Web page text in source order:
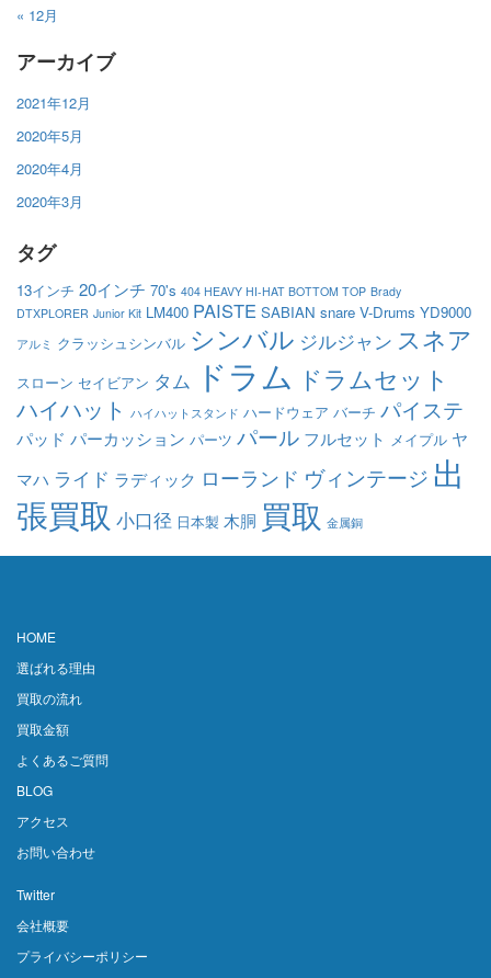
« 12月
アーカイブ
2021年12月
2020年5月
2020年4月
2020年3月
タグ
13インチ 20インチ 70's 404 HEAVY HI-HAT BOTTOM TOP Brady
DTXPLORER Junior Kit LM400 PAISTE SABIAN snare V-Drums YD9000
アルミ クラッシュシンバル シンバル ジルジャン スネア
スローン セイビアン タム ドラム ドラムセット
ハイハット ハイハットスタンド ハードウェア バーチ パイステ
パッド パーカッション パーツ パール フルセット メイプル ヤ
マハ ライド ラディック ローランド ヴィンテージ 出
張買取 小口径 日本製 木胴 買取 金属銅
HOME
選ばれる理由
買取の流れ
買取金額
よくあるご質問
BLOG
アクセス
お問い合わせ
Twitter
会社概要
プライバシーポリシー